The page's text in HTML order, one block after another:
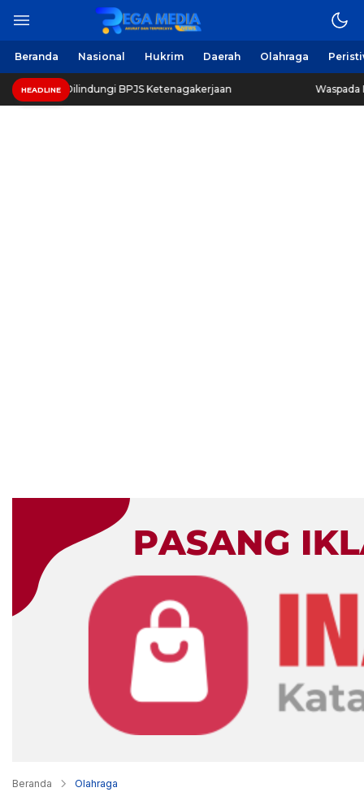
Beranda Nasional Hukrim Daerah Olahraga
HEADLINEBPJS Ketenagakerjaan Waspada Penipuan
Beranda Olahraga